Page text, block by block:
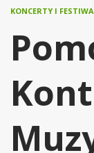
KONCERTY I